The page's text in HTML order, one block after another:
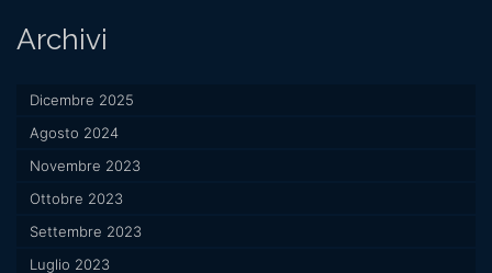
Archivi
Dicembre 2025
Agosto 2024
Novembre 2023
Ottobre 2023
Settembre 2023
Luglio 2023